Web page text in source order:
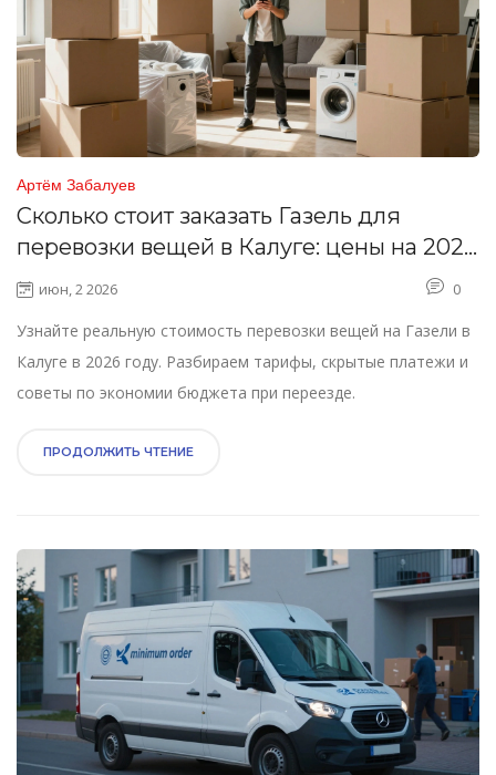
Артём Забалуев
Сколько стоит заказать Газель для
перевозки вещей в Калуге: цены на 2026
годиюн, 2 2026 0
Узнайте реальную стоимость перевозки вещей на Газели в
Калуге в 2026 году. Разбираем тарифы, скрытые платежи и
советы по экономии бюджета при переезде.
ПРОДОЛЖИТЬ ЧТЕНИЕ